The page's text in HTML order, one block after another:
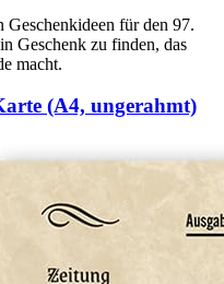
für den 97.
Geschenk zu finden, das
macht.
(A4, ungerahmt)